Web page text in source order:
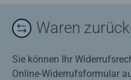
Waren
Sie können Ihr
Online-Widerrufsformular